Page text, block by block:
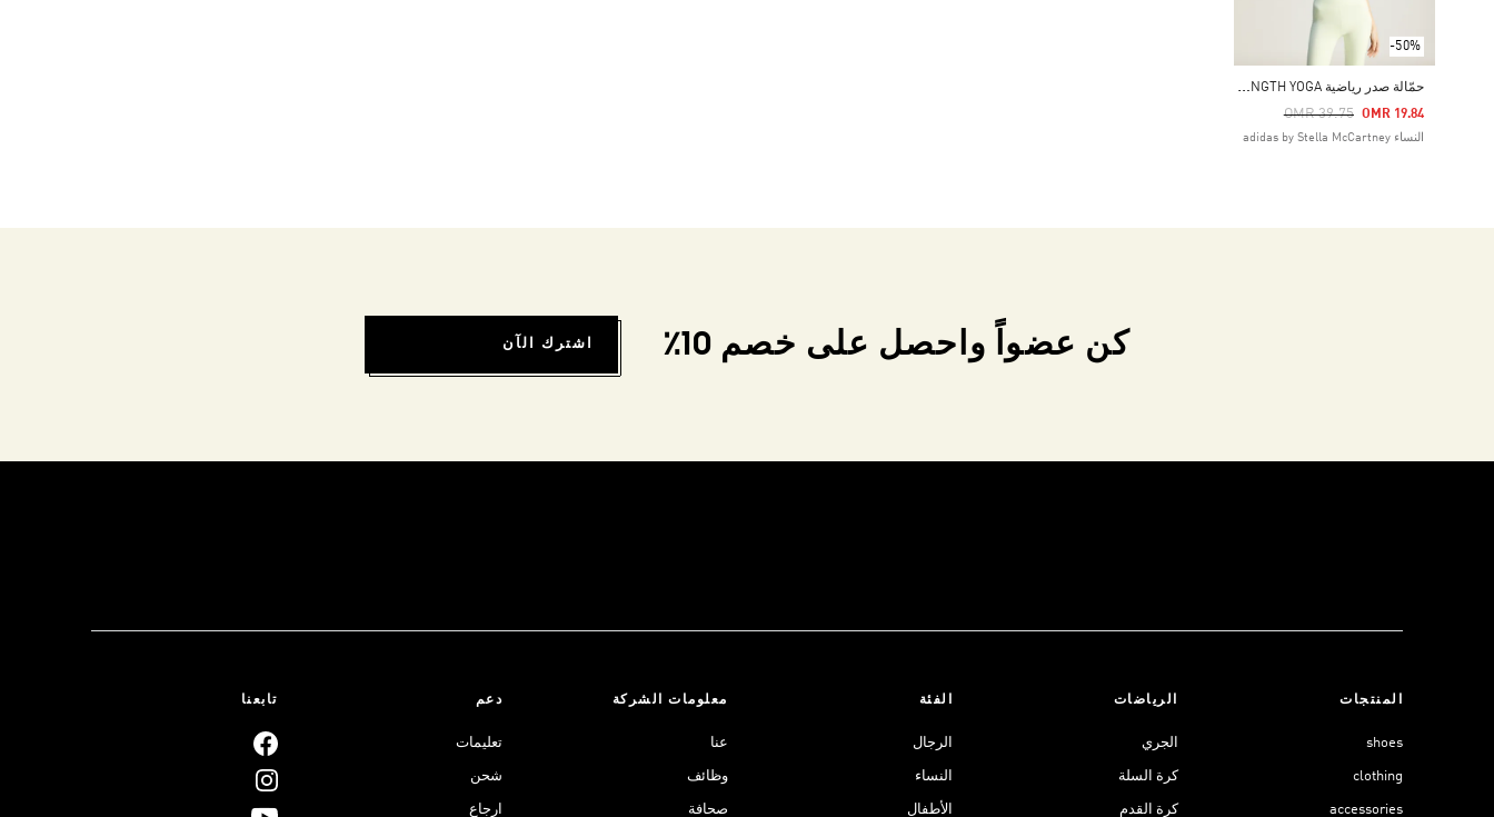
-50%
ح
مّالة صدر رياضية ADIDAS BY STELLA MCCARTNEY TRUESTRENGTH YOGA
Price Reduced From
OMR 39.75
To OMR 19.84
النساء adidas by Stella McCartney
كن عضواً واحصل على خصم 10٪ اشترك الآن
المنتجات
shoes
clothing
accessories
الرياضات
الجري
كرة السلة
كرة القدم
الفئة
الرجال
النساء
الأطفال
معلومات الشركة
عنا
وظائف
صحافة
دعم
تعليمات
شحن
ارجاع
تابعنا